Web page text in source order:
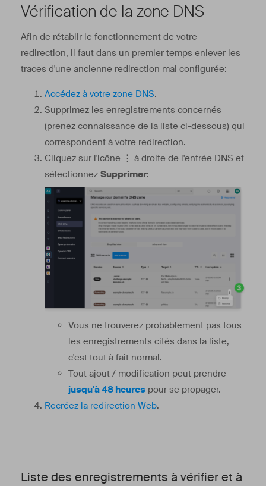
Vérification de la zone DNS
Afin de rétablir le fonctionnement de votre
redirection, il faut dans un premier temps enlever les
traces d'une ancienne redirection mal configurée:
Accédez à votre zone DNS.
Supprimez les enregistrements concernés
(prenez connaissance de la liste ci-dessous) qui
correspondent à votre redirection.
Cliquez sur l'icône ⋮ à droite de l'entrée DNS et
sélectionnez Supprimer:
Vous ne trouverez probablement pas tous
les enregistrements cités dans la liste,
c'est tout à fait normal.
Tout ajout / modification peut prendre
jusqu'à 48 heures pour se propager.
Recréez la redirection Web.
Liste des enregistrements à vérifier et à